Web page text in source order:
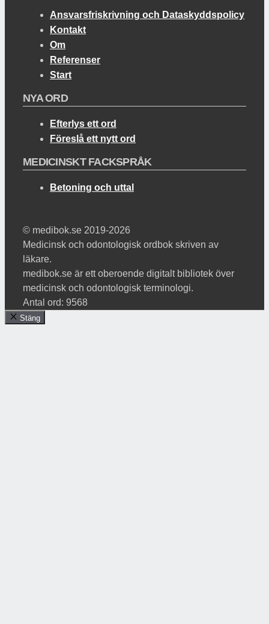
Ansvarsfriskrivning och Dataskyddspolicy
Kontakt
Om
Referenser
Start
NYA ORD
Efterlys ett ord
Föreslå ett nytt ord
MEDICINSKT FACKSPRÅK
Betoning och uttal
© medibok.se 2019-2026
Medicinsk och odontologisk ordbok skriven av
läkare.
medibok.se är ett oberoende digitalt bibliotek över
medicinsk och odontologisk terminologi.
Antal ord: 9568
Stäng